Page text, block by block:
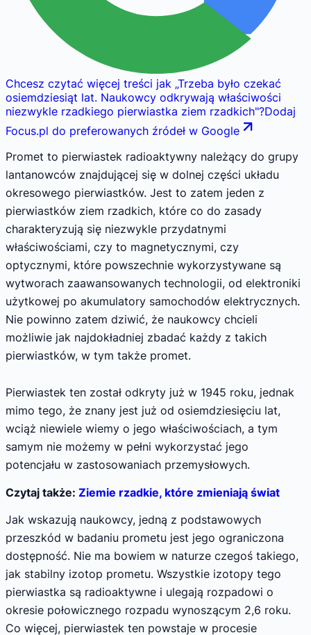
Chcesz czytać więcej treści jak „Trzeba było czekać
osiemdziesiąt lat. Naukowcy odkrywają właściwości
niezwykle rzadkiego pierwiastka ziem rzadkich"?Dodaj
Focus.pl do preferowanych źródeł w Google
Promet to pierwiastek radioaktywny należący do grupy
lantanowców znajdującej się w dolnej części układu
okresowego pierwiastków. Jest to zatem jeden z
pierwiastków ziem rzadkich, które co do zasady
charakteryzują się niezwykle przydatnymi
właściwościami, czy to magnetycznymi, czy
optycznymi, które powszechnie wykorzystywane są
wytworach zaawansowanych technologii, od elektroniki
użytkowej po akumulatory samochodów elektrycznych.
Nie powinno zatem dziwić, że naukowcy chcieli
możliwie jak najdokładniej zbadać każdy z takich
pierwiastków, w tym także promet.
Pierwiastek ten został odkryty już w 1945 roku, jednak
mimo tego, że znany jest już od osiemdziesięciu lat,
wciąż niewiele wiemy o jego właściwościach, a tym
samym nie możemy w pełni wykorzystać jego
potencjału w zastosowaniach przemysłowych.
Czytaj także: Ziemie rzadkie, które zmieniają świat
Jak wskazują naukowcy, jedną z podstawowych
przeszkód w badaniu prometu jest jego ograniczona
dostępność. Nie ma bowiem w naturze czegoś takiego,
jak stabilny izotop prometu. Wszystkie izotopy tego
pierwiastka są radioaktywne i ulegają rozpadowi o
okresie połowicznego rozpadu wynoszącym 2,6 roku.
Co więcej, pierwiastek ten powstaje w procesie